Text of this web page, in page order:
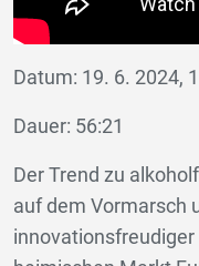
Datum: 19. 6. 2024,
Dauer: 56:21
Der Trend zu
auf dem Vormarsch